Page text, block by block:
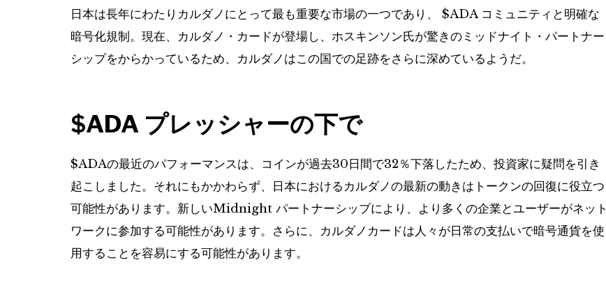
日本は長年にわたりカルダノにとって最も重要な市場の一つであり、 $ADAコミュニティと明確な
暗号化規制。現在、カルダノ・カードが登場し、ホスキンソン氏が驚きのミッドナイト・パートナー
シップをからかっているため、カルダノはこの国での足跡をさらに深めているようだ。
$ADA プレッシャーの下で
$ADAの最近のパフォーマンスは、コインが過去30日間で32％下落したため、投資家に疑問を引き
起こしました。それにもかかわらず、日本におけるカルダノの最新の動きはトークンの回復に役立つ
可能性があります。新しいMidnight パートナーシップにより、より多くの企業とユーザーがネット
ワークに参加する可能性があります。さらに、カルダノカードは人々が日常の支払いで暗号通貨を使
用することを容易にする可能性があります。